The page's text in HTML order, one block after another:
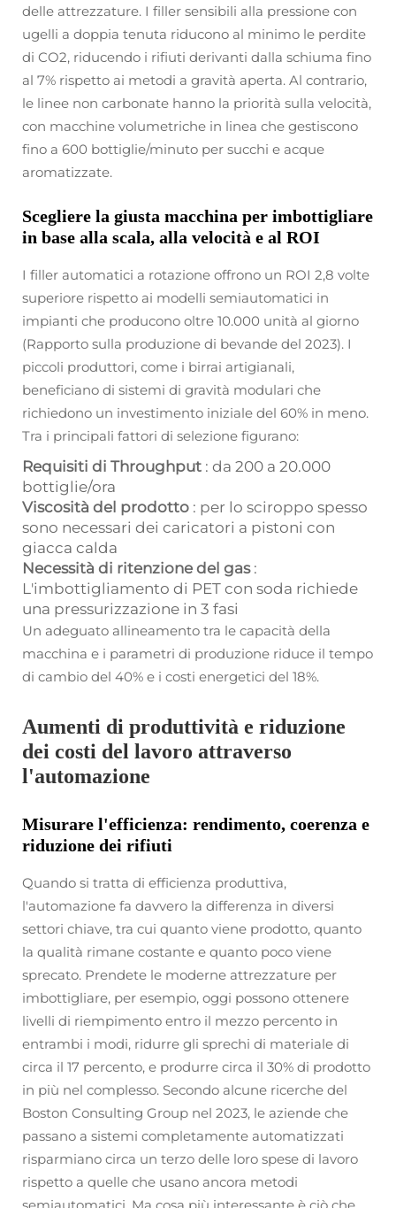
delle attrezzature. I filler sensibili alla pressione con
ugelli a doppia tenuta riducono al minimo le perdite
di CO2, riducendo i rifiuti derivanti dalla schiuma fino
al 7% rispetto ai metodi a gravità aperta. Al contrario,
le linee non carbonate hanno la priorità sulla velocità,
con macchine volumetriche in linea che gestiscono
fino a 600 bottiglie/minuto per succhi e acque
aromatizzate.
Scegliere la giusta macchina per imbottigliare
in base alla scala, alla velocità e al ROI
I filler automatici a rotazione offrono un ROI 2,8 volte
superiore rispetto ai modelli semiautomatici in
impianti che producono oltre 10.000 unità al giorno
(Rapporto sulla produzione di bevande del 2023). I
piccoli produttori, come i birrai artigianali,
beneficiano di sistemi di gravità modulari che
richiedono un investimento iniziale del 60% in meno.
Tra i principali fattori di selezione figurano:
Requisiti di Throughput : da 200 a 20.000
bottiglie/ora
Viscosità del prodotto : per lo sciroppo spesso
sono necessari dei caricatori a pistoni con
giacca calda
Necessità di ritenzione del gas :
L'imbottigliamento di PET con soda richiede
una pressurizzazione in 3 fasi
Un adeguato allineamento tra le capacità della
macchina e i parametri di produzione riduce il tempo
di cambio del 40% e i costi energetici del 18%.
Aumenti di produttività e riduzione
dei costi del lavoro attraverso
l'automazione
Misurare l'efficienza: rendimento, coerenza e
riduzione dei rifiuti
Quando si tratta di efficienza produttiva,
l'automazione fa davvero la differenza in diversi
settori chiave, tra cui quanto viene prodotto, quanto
la qualità rimane costante e quanto poco viene
sprecato. Prendete le moderne attrezzature per
imbottigliare, per esempio, oggi possono ottenere
livelli di riempimento entro il mezzo percento in
entrambi i modi, ridurre gli sprechi di materiale di
circa il 17 percento, e produrre circa il 30% di prodotto
in più nel complesso. Secondo alcune ricerche del
Boston Consulting Group nel 2023, le aziende che
passano a sistemi completamente automatizzati
risparmiano circa un terzo delle loro spese di lavoro
rispetto a quelle che usano ancora metodi